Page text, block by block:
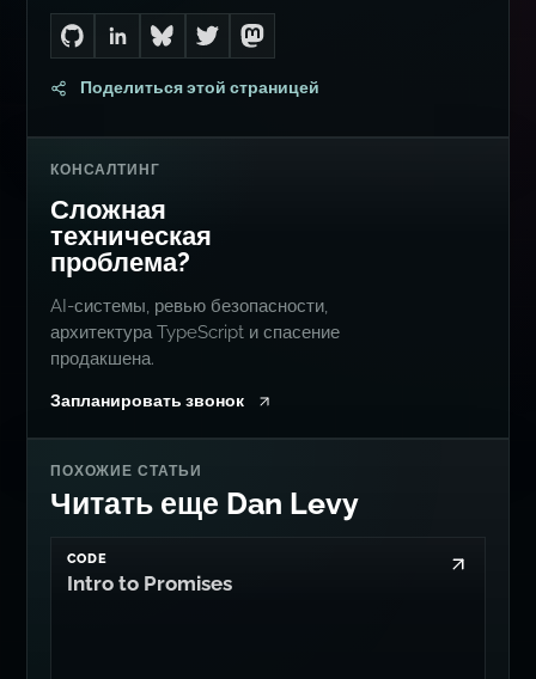
Go to Dan's GitHub
Connect with me on LinkedIn
Follow me on Bluesky
Follow me on Twitter
Follow me on Mastodon
Поделиться этой страницей
КОНСАЛТИНГ
Сложная
техническая
проблема?
AI-системы, ревью безопасности,
архитектура TypeScript и спасение
продакшена.
Запланировать звонок
ПОХОЖИЕ СТАТЬИ
Читать еще Dan Levy
CODE
Intro to Promises